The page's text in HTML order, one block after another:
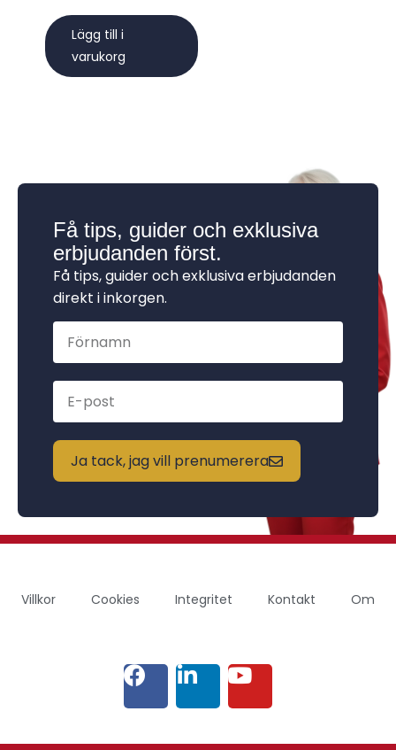
Lägg till i
varukorg
Få tips, guider och exklusiva
erbjudanden först.
Få tips, guider och exklusiva erbjudanden
direkt i inkorgen.
Ja tack, jag vill prenumerera
Villkor Cookies Integritet Kontakt Om